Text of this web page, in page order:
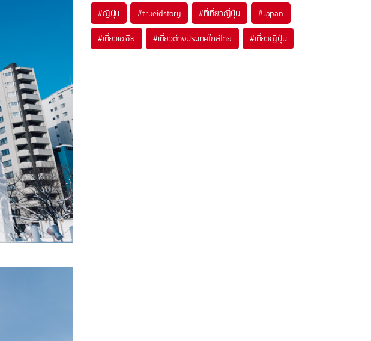
#ญี่ปุ่น #trueidstory #ที่เที่ยวญี่ปุ่น #Japan
#เที่ยวเอเชีย #เที่ยวต่างประเทศใกล้ไทย #เที่ยวญี่ปุ่น